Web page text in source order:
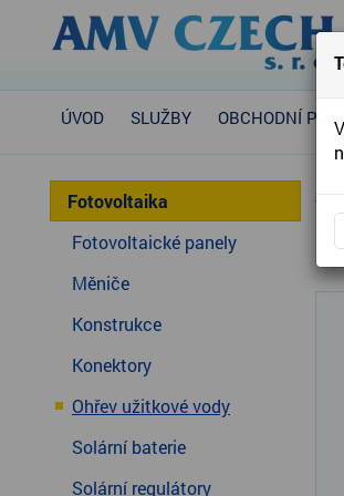
ÚVOD SLUŽBY OBCHODNÍ
Fotovoltaika
Fotovoltaické panely
Měniče
Konstrukce
Konektory
Ohřev užitkové vody
Solární baterie
Solární regulátory